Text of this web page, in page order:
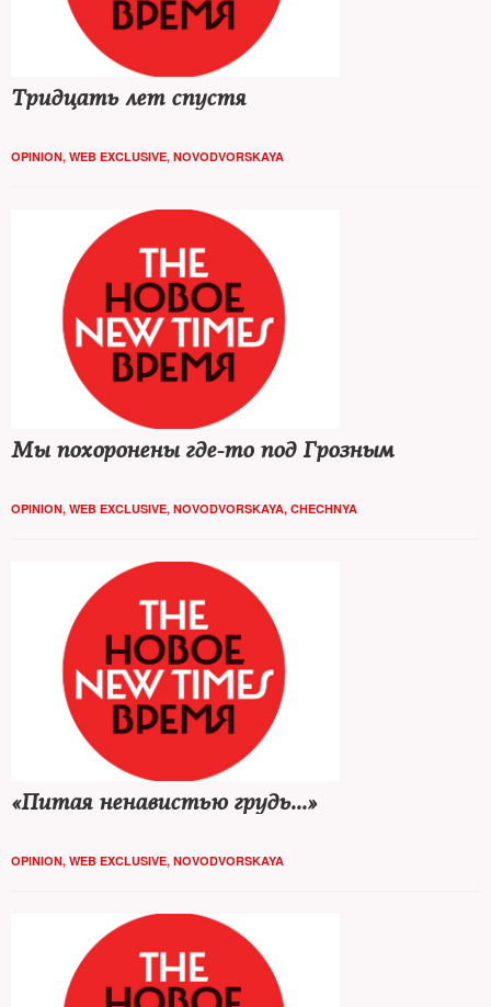
Тридцать лет спустя
OPINION, WEB EXCLUSIVE, NOVODVORSKAYA
Мы похоронены где-то под Грозным
OPINION, WEB EXCLUSIVE, NOVODVORSKAYA, CHECHNYA
«Питая ненавистью грудь...»
OPINION, WEB EXCLUSIVE, NOVODVORSKAYA